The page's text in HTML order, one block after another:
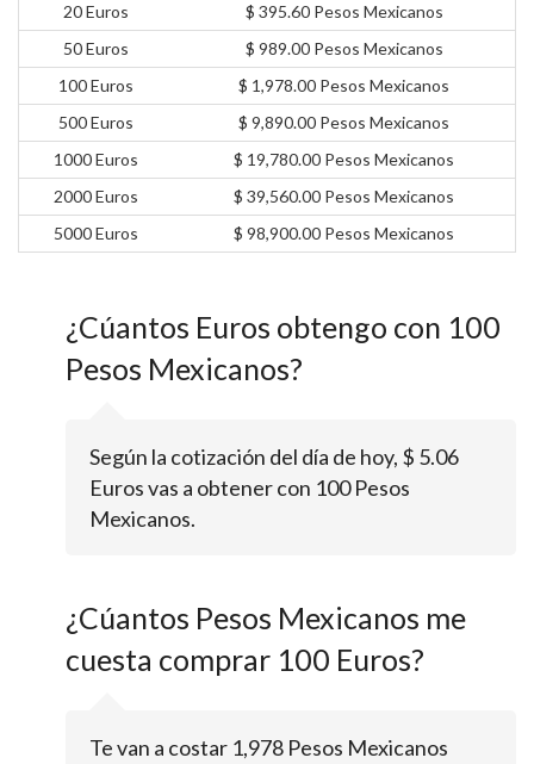
20 Euros
$ 395.60 Pesos Mexicanos
50 Euros
$ 989.00 Pesos Mexicanos
100 Euros
$ 1,978.00 Pesos Mexicanos
500 Euros
$ 9,890.00 Pesos Mexicanos
1000 Euros
$ 19,780.00 Pesos Mexicanos
2000 Euros
$ 39,560.00 Pesos Mexicanos
5000 Euros
$ 98,900.00 Pesos Mexicanos
¿Cúantos Euros obtengo con 100
Pesos Mexicanos?
Según la cotización del día de hoy, $ 5.06
Euros vas a obtener con 100 Pesos
Mexicanos.
¿Cúantos Pesos Mexicanos me
cuesta comprar 100 Euros?
Te van a costar 1,978 Pesos Mexicanos